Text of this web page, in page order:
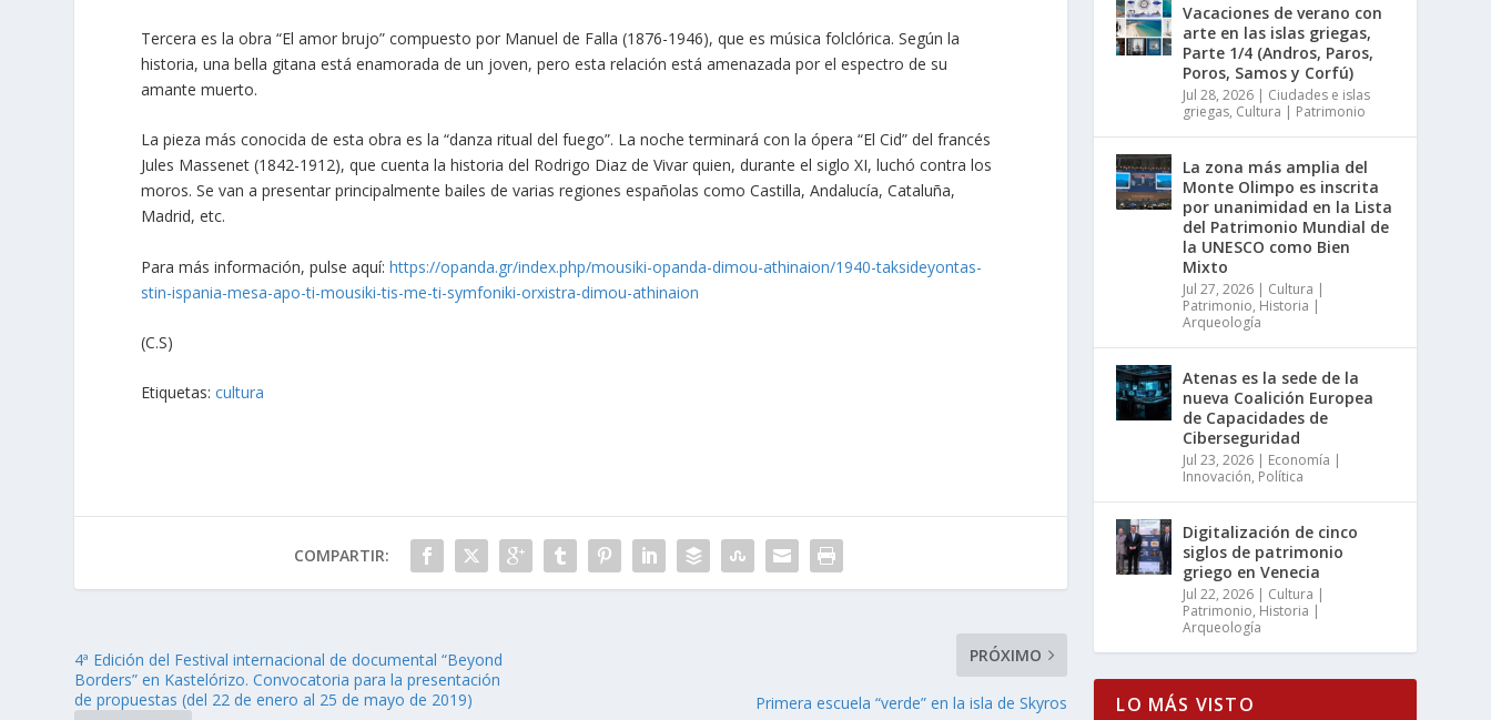
Tercera es la obra “El amor brujo” compuesto por Manuel de Falla (1876-1946), que es música folclórica. Según la
historia, una bella gitana está enamorada de un joven, pero esta relación está amenazada por el espectro de su
amante muerto.
La pieza más conocida de esta obra es la “danza ritual del fuego”. La noche terminará con la ópera “El Cid” del francés
Jules Massenet (1842-1912), que cuenta la historia del Rodrigo Diaz de Vivar quien, durante el siglo XI, luchó contra los
moros. Se van a presentar principalmente bailes de varias regiones españolas como Castilla, Andalucía, Cataluña,
Madrid, etc.
Para más información, pulse aquí:https://opanda.gr/index.php/mousiki-opanda-dimou-athinaion/1940-taksideyontas-
stin-ispania-mesa-apo-ti-mousiki-tis-me-ti-symfoniki-orxistra-dimou-athinaion
(C.S)
Etiquetas:cultura
COMPARTIR:
4ª Edición del Festival internacional de documental “Beyond
Borders” en Kastelórizo. Convocatoria para la presentación
de propuestas (del 22 de enero al 25 de mayo de 2019)
PRÓXIMO
Primera escuela “verde” en la isla de Skyros
Vacaciones de verano con
arte en las islas griegas,
Parte 1/4 (Andros, Paros,
Poros, Samos y Corfú)
Jul 28, 2026 | Ciudades e islas
griegas, Cultura | Patrimonio
La zona más amplia del
Monte Olimpo es inscrita
por unanimidad en la Lista
del Patrimonio Mundial de
la UNESCO como Bien
Mixto
Jul 27, 2026 | Cultura |
Patrimonio, Historia |
Arqueología
Atenas es la sede de la
nueva Coalición Europea
de Capacidades de
Ciberseguridad
Jul 23, 2026 | Economía |
Innovación, Política
Digitalización de cinco
siglos de patrimonio
griego en Venecia
Jul 22, 2026 | Cultura |
Patrimonio, Historia |
Arqueología
LO MÁS VISTO